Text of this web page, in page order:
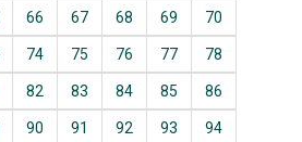
66 67 68 69 70
74 75 76 77 78
82 83 84 85 86
90 91 92 93 94